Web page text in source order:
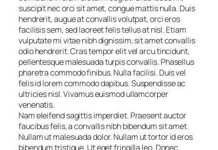
suscipit nec orci sit amet, congue mattis nulla. Duis
hendrerit, augue at convallis volutpat, orci eros
facilisis sem, sed laoreet felis tellus at nisl. Etiam
vulputate mi vitae nibh dignissim, sit amet convallis
odio hendrerit. Cras tempor elit vel arcu tincidunt,
pellentesque malesuada turpis convallis. Phasellus
pharetra commodo finibus. Nulla facilisi. Duis vel
felis id lorem commodo dapibus. Suspendisse ac
ultricies nisl. Vivamus euismod ullamcorper
venenatis.
Nam eleifend sagittis imperdiet. Praesent auctor
faucibus felis, a convallis nibh bibendum sit amet.
Nullam ut malesuada dolor. Nullam ut tortor id eros
bibendum tristique. Ut eget fringilla leo. Donec